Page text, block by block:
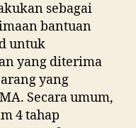
sebagai
bantuan
untuk
yang diterima
yang
Secara umum,
4 tahap